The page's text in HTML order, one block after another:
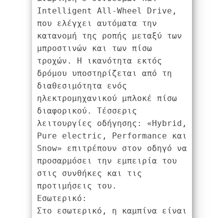
Intelligent All-Wheel Drive,
που ελέγχει αυτόματα την
κατανομή της ροπής μεταξύ των
μπροστινών και των πίσω
τροχών. Η ικανότητα εκτός
δρόμου υποστηρίζεται από τη
διαθεσιμότητα ενός
ηλεκτρομηχανικού μπλοκέ πίσω
διαφορικού. Τέσσερις
λειτουργίες οδήγησης: «Hybrid,
Pure electric, Performance και
Snow» επιτρέπουν στον οδηγό να
προσαρμόσει την εμπειρία του
στις συνθήκες και τις
προτιμήσεις του.
Εσωτερικό:
Στο εσωτερικό, η καμπίνα είναι